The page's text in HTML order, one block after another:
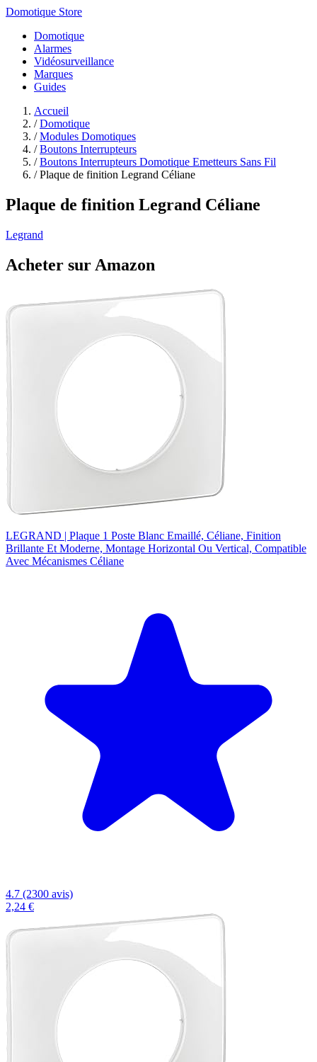
Domotique Store
Domotique
Alarmes
Vidéosurveillance
Marques
Guides
Accueil
/ Domotique
/ Modules Domotiques
/ Boutons Interrupteurs
/ Boutons Interrupteurs Domotique Emetteurs Sans Fil
/ Plaque de finition Legrand Céliane
Plaque de finition Legrand Céliane
Legrand
Acheter sur Amazon
LEGRAND | Plaque 1 Poste Blanc Emaillé, Céliane, Finition
Brillante Et Moderne, Montage Horizontal Ou Vertical, Compatible
Avec Mécanismes Céliane
4.7 (2300 avis)
2,24 €